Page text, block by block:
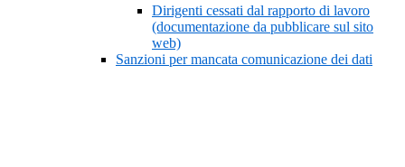
Dirigenti cessati dal rapporto di lavoro
(documentazione da pubblicare sul sito
web)
Sanzioni per mancata comunicazione dei dati